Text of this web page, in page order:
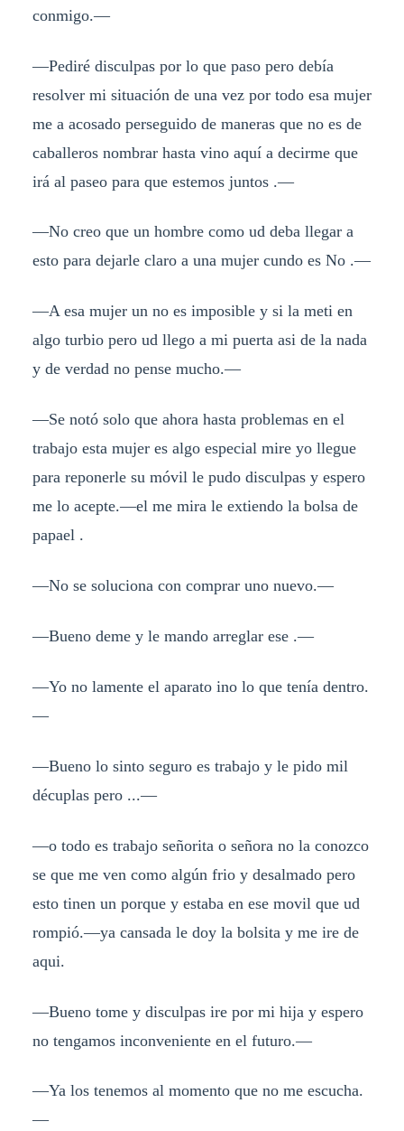
conmigo.—
—Pediré disculpas por lo que paso pero debía
resolver mi situación de una vez por todo esa mujer
me a acosado perseguido de maneras que no es de
caballeros nombrar hasta vino aquí a decirme que
irá al paseo para que estemos juntos .—
—No creo que un hombre como ud deba llegar a
esto para dejarle claro a una mujer cundo es No .—
—A esa mujer un no es imposible y si la meti en
algo turbio pero ud llego a mi puerta asi de la nada
y de verdad no pense mucho.—
—Se notó solo que ahora hasta problemas en el
trabajo esta mujer es algo especial mire yo llegue
para reponerle su móvil le pudo disculpas y espero
me lo acepte.—el me mira le extiendo la bolsa de
papael .
—No se soluciona con comprar uno nuevo.—
—Bueno deme y le mando arreglar ese .—
—Yo no lamente el aparato ino lo que tenía dentro.
—
—Bueno lo sinto seguro es trabajo y le pido mil
décuplas pero ...—
—o todo es trabajo señorita o señora no la conozco
se que me ven como algún frio y desalmado pero
esto tinen un porque y estaba en ese movil que ud
rompió.—ya cansada le doy la bolsita y me ire de
aqui.
—Bueno tome y disculpas ire por mi hija y espero
no tengamos inconveniente en el futuro.—
—Ya los tenemos al momento que no me escucha.
—